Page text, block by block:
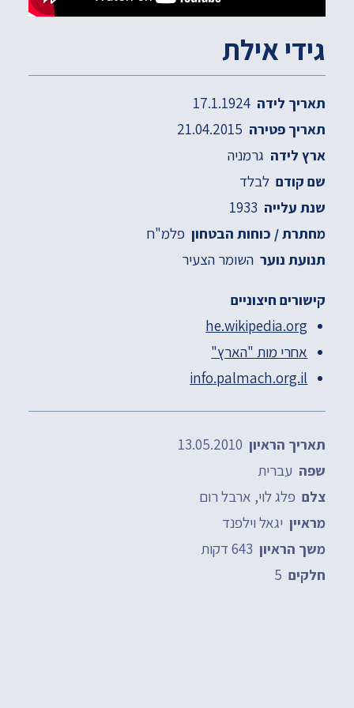
גידי אילת
תאריך לידה 17.1.1924
תאריך פטירה
ארץ לידה גרמניה
שם קודם לבלד
שנת עלייה
מחתרת / כוחות הבטחון פלמ"ח
תנועת נוער השומר הצעיר
קישורים חיצוניים
he.wikipedia.org
אחרי מות "הארץ"
info.palmach.org.il
תאריך הראיון
שפה עברית
צלם פלג לוי, ארבל רום
מראיין יגאל וילפנד
משך הראיון
חלקים